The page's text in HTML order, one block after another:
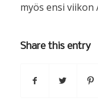
myös ensi viikon
Share this entry